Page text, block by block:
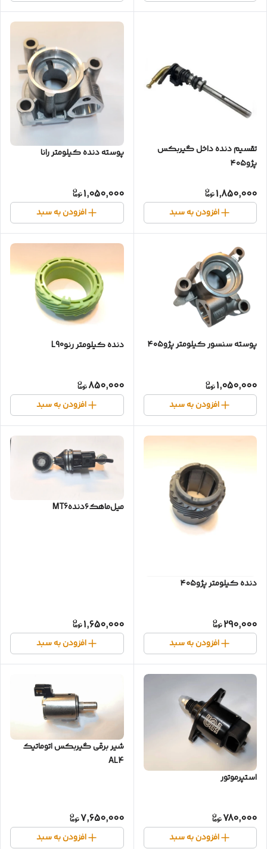
تقسیم دنده داخل گیربکس
پژو۴۰۵
1,850,000
افزودن به سبد
پوسته دنده کیلومتر رانا
1,050,000
افزودن به سبد
پوسته سنسور کیلومتر پژو۴۰۵
1,050,000
افزودن به سبد
دنده کیلومتر رنوL90
850,000
افزودن به سبد
دنده کیلومتر پژو۴۰۵
290,000
افزودن به سبد
میل‌ماهک‌۶دندهMT6
1,650,000
افزودن به سبد
استپرموتور
780,000
افزودن به سبد
شیر برقی گیربکس اتوماتیک
AL4
7,650,000
افزودن به سبد